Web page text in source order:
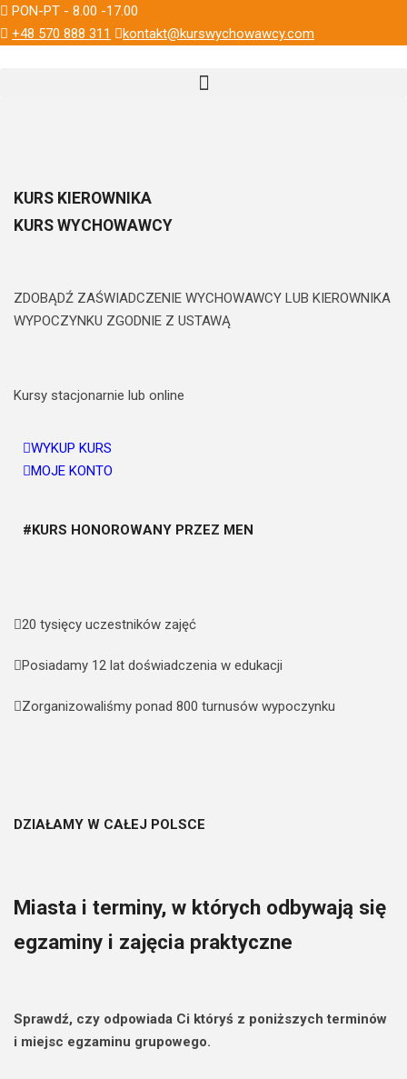
PON-PT - 8.00 -17.00
+48 570 888 311
kontakt@kurswychowawcy.com
KURS KIEROWNIKA
KURS WYCHOWAWCY
ZDOBĄDŹ ZAŚWIADCZENIE WYCHOWAWCY LUB KIEROWNIKA
WYPOCZYNKU ZGODNIE Z USTAWĄ
Kursy stacjonarnie lub online
WYKUP KURS
MOJE KONTO
#KURS HONOROWANY PRZEZ MEN
20 tysięcy uczestników zajęć​
Posiadamy 12 lat doświadczenia w edukacji​
Zorganizowaliśmy ponad 800 turnusów wypoczynku
DZIAŁAMY W CAŁEJ POLSCE
Miasta i terminy, w których odbywają się
egzaminy i zajęcia praktyczne
Sprawdź, czy odpowiada Ci któryś z poniższych terminów
i miejsc egzaminu grupowego.